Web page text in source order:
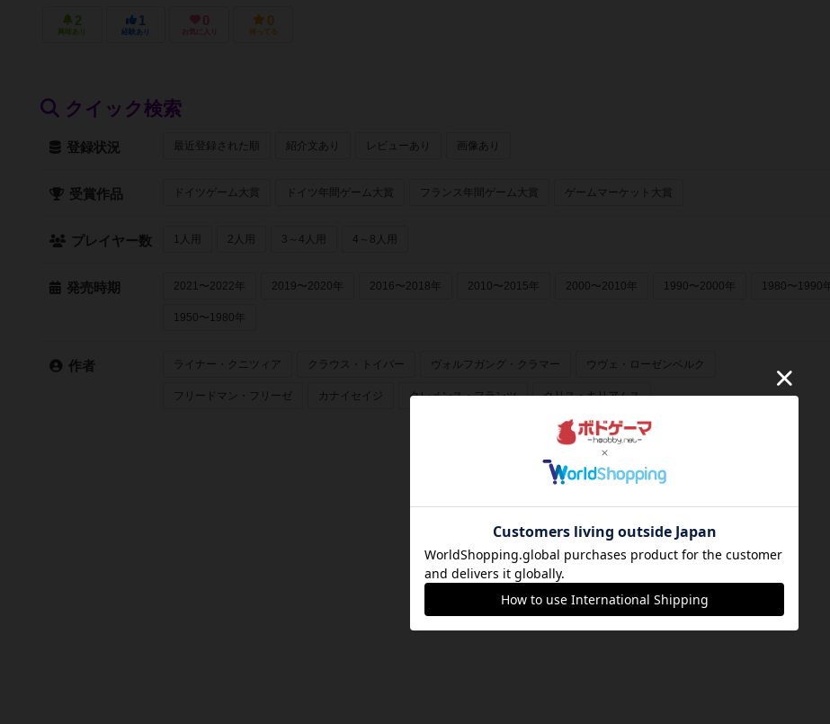
2
興味あり
1
経験あり
0
お気に入り
0
持ってる
クイック検索
登録状況 最近登録された順 紹介文あり レビューあり 画像あり
受賞作品 ドイツゲーム大賞 ドイツ年間ゲーム大賞 フランス年間ゲーム大賞 ゲームマーケット大賞
プレイヤー数 1人用 2人用 3～4人用 4～8人用
発売時期 2021〜2022年 2019〜2020年 2016〜2018年 2010〜2015年 2000〜2010年 1990〜2000年 1980〜1990年
1950〜1980年
作者 ライナー・クニツィア クラウス・トイバー ヴォルフガング・クラマー ウヴェ・ローゼンベルク
フリードマン・フリーゼ カナイセイジ クレメンス・フランツ クリス・キリアムス